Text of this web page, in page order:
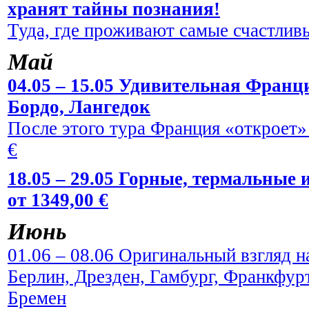
хранят тайны познания!
Туда, где проживают самые
Май
04.05 – 15.05 Удивительная
Бордо, Лангедок
После этого тура Франция
€
18.05 – 29.05 Горные,
от 1349,00 €
Июнь
01.06 – 08.06 Оригинальный взгляд
Берлин, Дрезден, Гамбург,
Бремен